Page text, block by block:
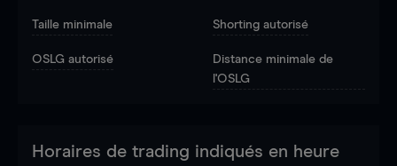
Taille minimale Shorting autorisé
OSLG autorisé
Distance minimale de
l'OSLG
Horaires de trading indiqués en heure